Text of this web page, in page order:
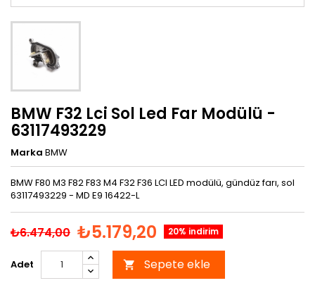
BMW F32 Lci Sol Led Far Modülü -
63117493229
Marka BMW
BMW F80 M3 F82 F83 M4 F32 F36 LCI LED modülü, gündüz farı, sol
63117493229 - MD E9 16422-L
₺6.474,00 ₺5.179,20 20% indirim
Adet  Sepete ekle